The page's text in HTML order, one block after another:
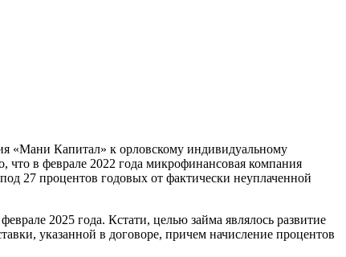
«Мани Капитал» к орловскому индивидуальному
что в феврале 2022 года микрофинансовая компания
27 процентов годовых от фактически неуплаченной
2025 года. Кстати, целью займа являлось развитие
указанной в договоре, причем начисление процентов